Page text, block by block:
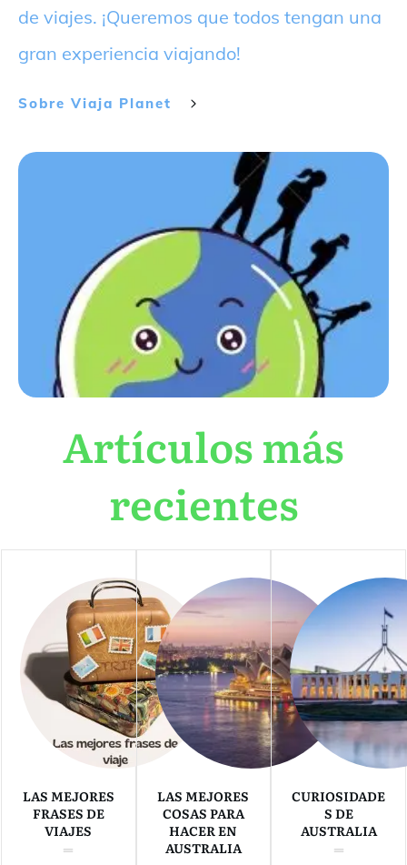
de viajes. ¡Queremos que todos tengan una
gran experiencia viajando!
Sobre Viaja Planet
Artículos más
recientes
LAS MEJORES
FRASES DE
VIAJES
LAS MEJORES
COSAS PARA
HACER EN
AUSTRALIA
CURIOSIDADE
S DE
AUSTRALIA